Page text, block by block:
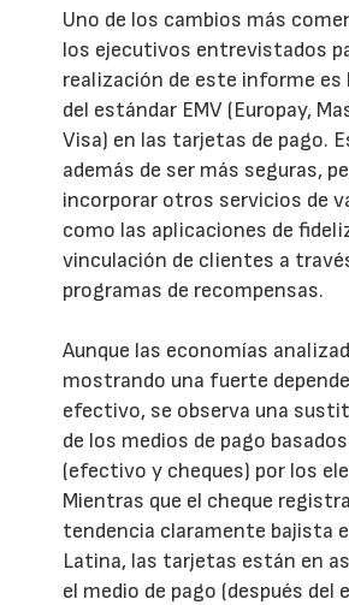
Uno de los cambios más
los ejecutivos entrevistados
realización de este informe es
del estándar EMV (Europay,
Visa) en las tarjetas de pago.
además de ser más seguras,
incorporar otros servicios de
como las aplicaciones de
vinculación de clientes a
programas de recompensas.
Aunque las economías
mostrando una fuerte
efectivo, se observa una
de los medios de pago
(efectivo y cheques) por los
Mientras que el cheque
tendencia claramente bajista
Latina, las tarjetas están en
el medio de pago (después del